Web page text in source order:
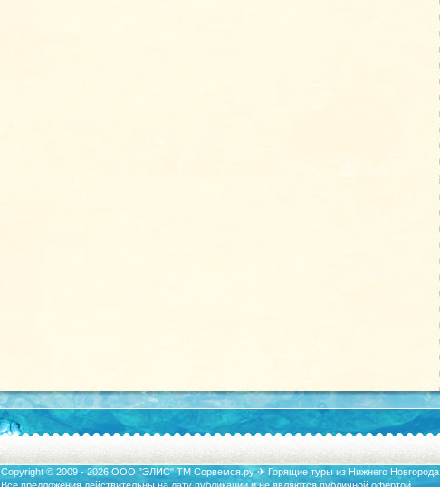
Copyright © 2009 - 2026 ООО "ЭЛИС" ТМ Сорвемся.ру ✈ Горящие туры из Нижнего Новгорода